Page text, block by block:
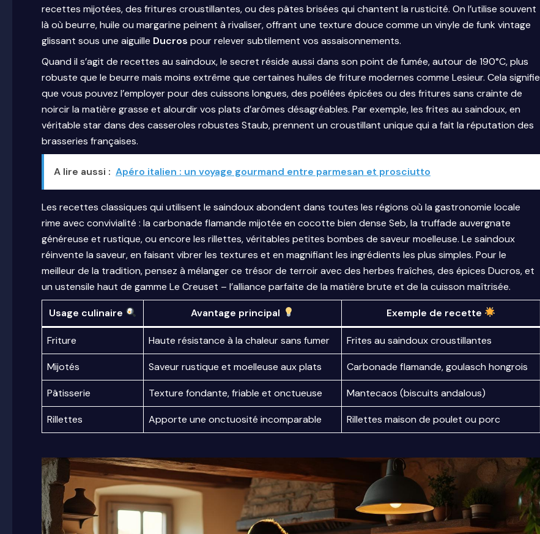
recettes mijotées, des fritures croustillantes, ou des pâtes brisées qui chantent la rusticité. On l’utilise souvent
là où beurre, huile ou margarine peinent à rivaliser, offrant une texture douce comme un vinyle de funk vintage
glissant sous une aiguille Ducros pour relever subtilement vos assaisonnements.
Quand il s’agit de recettes au saindoux, le secret réside aussi dans son point de fumée, autour de 190°C, plus
robuste que le beurre mais moins extrême que certaines huiles de friture modernes comme Lesieur. Cela signifie
que vous pouvez l’employer pour des cuissons longues, des poêlées épicées ou des fritures sans crainte de
noircir la matière grasse et alourdir vos plats d’arômes désagréables. Par exemple, les frites au saindoux, en
véritable star dans des casseroles robustes Staub, prennent un croustillant unique qui a fait la réputation des
brasseries françaises.
A lire aussi : Apéro italien : un voyage gourmand entre parmesan et prosciutto
Les recettes classiques qui utilisent le saindoux abondent dans toutes les régions où la gastronomie locale
rime avec convivialité : la carbonade flamande mijotée en cocotte bien dense Seb, la truffade auvergnate
généreuse et rustique, ou encore les rillettes, véritables petites bombes de saveur moelleuse. Le saindoux
réinvente la saveur, en faisant vibrer les textures et en magnifiant les ingrédients les plus simples. Pour le
meilleur de la tradition, pensez à mélanger ce trésor de terroir avec des herbes fraîches, des épices Ducros, et
un ustensile haut de gamme Le Creuset – l’alliance parfaite de la matière brute et de la cuisson maîtrisée.
Usage culinaire Avantage principal Exemple de recette
Friture Haute résistance à la chaleur sans fumer Frites au saindoux croustillantes
Mijotés Saveur rustique et moelleuse aux plats Carbonade flamande, goulasch hongrois
Pâtisserie Texture fondante, friable et onctueuse Mantecaos (biscuits andalous)
Rillettes Apporte une onctuosité incomparable Rillettes maison de poulet ou porc